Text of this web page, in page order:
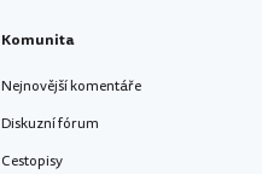
Komunita
Nejnovější komentáře
Diskuzní fórum
Cestopisy